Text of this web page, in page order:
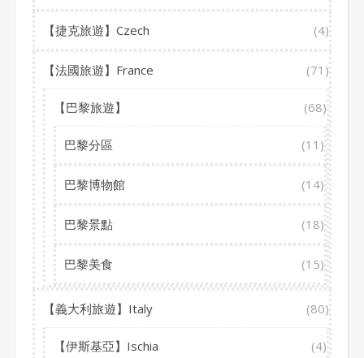
【捷克旅遊】Czech (4)
【法國旅遊】France (71)
【巴黎旅遊】 (68)
巴黎分區 (11)
巴黎博物館 (14)
巴黎景點 (18)
巴黎美食 (15)
【義大利旅遊】Italy (80)
【伊斯基亞】Ischia (4)